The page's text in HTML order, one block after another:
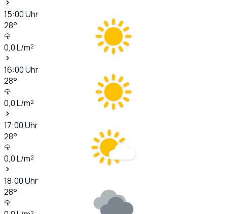
15:00Uhr
28°
0,0L/m²
16:00Uhr
28°
0,0L/m²
17:00Uhr
28°
0,0L/m²
18:00Uhr
28°